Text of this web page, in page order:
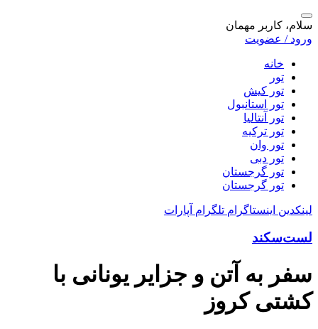
سلام، کاربر مهمان
ورود / عضویت
خانه
تور
تور کیش
تور استانبول
تور آنتالیا
تور ترکیه
تور وان
تور دبی
تور گرجستان
تور گرجستان
لینکدین اینستاگرام تلگرام آپارات
لست‌سکند
سفر به آتن و جزایر یونانی با
کشتی کروز